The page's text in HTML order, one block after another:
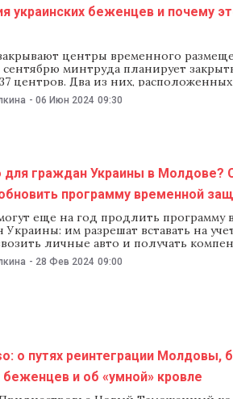
украинских беженцев и почему
центры временного
минтруда планирует
центров. Два из них,
на улице Флорилор, закроют в
постояльцев уже расселили в
- 06 Июн 2024 09:30
для граждан Украины в Молдове?
программу временной
еще на год продлить программу
Украины: им разрешат вставать на
личные авто и получать
это проект
на заседании правительства 28
- 28 Фев 2024 09:00
о путях реинтеграции Молдовы,
беженцев и об «умной» кровле